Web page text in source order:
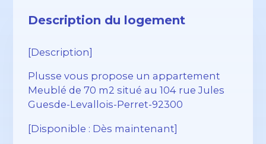
Description du logement
[Description]
Plusse vous propose un appartement
Meublé de 70 m2 situé au 104 rue Jules
Guesde-Levallois-Perret-92300
[Disponible : Dès maintenant]